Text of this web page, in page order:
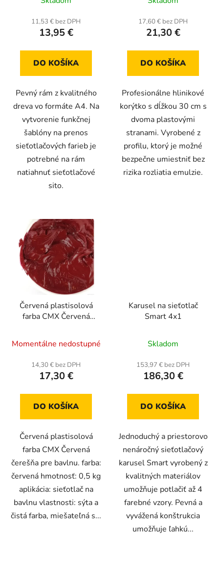
hodnotenie
produktu
je
z
11,53 € bez DPH
13,95 €
DO KOŠÍKA
Pevný rám z kvalitného
dreva vo formáte A4. Na
vytvorenie funkčnej
šablóny na prenos
sieťotlačových farieb je
potrebné na rám
natiahnuť sieťotlačové
sito.
17,60 € bez DPH
21,30 €
DO KOŠÍKA
Profesionálne hlinikové
korýtko s dĺžkou 30 cm s
dvoma plastovými
stranami. Vyrobené z
profilu, ktorý je možné
bezpečne umiestniť bez
rizika rozliatia emulzie.
Červená plastisolová
farba CMX Červená
Momentálne nedostupné
14,30 € bez DPH
17,30 €
DO KOŠÍKA
Červená plastisolová
farba CMX Červená
čerešňa pre bavlnu. farba:
červená hmotnosť: 0,5 kg
aplikácia: sieťotlač na
bavlnu vlastnosti: sýta a
čistá farba, miešateľná s...
Karusel na sieťotlač
Smart 4x1
Skladom
153,97 € bez DPH
186,30 €
DO KOŠÍKA
Jednoduchý a priestorovo
nenáročný sieťotlačový
karusel Smart vyrobený z
kvalitných materiálov
umožňuje potlačiť až 4
farebné vzory. Pevná a
vyvážená konštrukcia
umožňuje ľahkú...